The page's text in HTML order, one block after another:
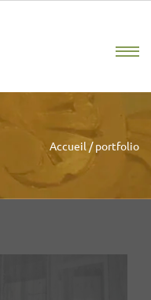
Accueil / portfolio